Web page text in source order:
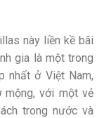
này liền kề bãi
gia là một trong
nhất ở Việt Nam,
mộng, với một vẻ
trong nước và